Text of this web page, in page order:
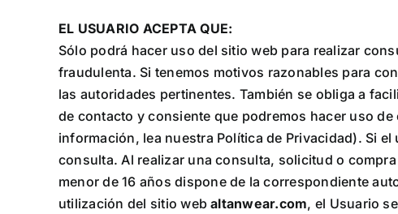
EL USUARIO ACEPTA QUE:
Sólo podrá hacer uso del sitio web para realizar
fraudulenta. Si tenemos motivos razonables para
las autoridades pertinentes. También se obliga a
de contacto y consiente que podremos hacer uso
información, lea nuestra Política de Privacidad). Si
consulta. Al realizar una consulta, solicitud o
menor de 16 años dispone de la correspondiente
utilización del sitio webaltanwear.com, el Usuario